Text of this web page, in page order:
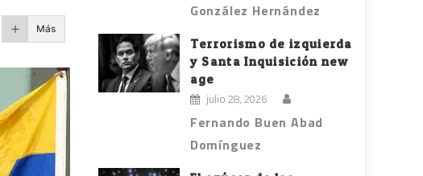
Más
González Hernández
Terrorismo de izquierda
y Santa Inquisición new
age
julio 28, 2026
Fernando Buen Abad
Domínguez